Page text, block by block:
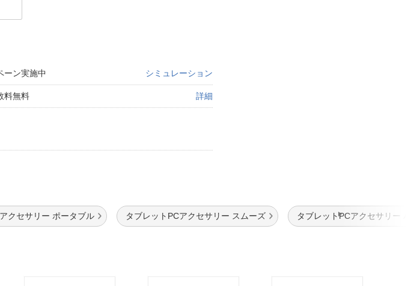
ーン実施中 シミュレーション
料無料 詳細
クセサリー ポータブル タブレットPCアクセサリー スムーズ タブレットPCアクセサリー パ